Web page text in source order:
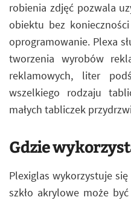
robienia zdjęć pozwala
obiektu bez
oprogramowanie. Plexa
tworzenia wyrobów
reklamowych, liter
wszelkiego rodzaju
małych tabliczek
Gdzie
Plexiglas wykorzystuje
szkło akrylowe może